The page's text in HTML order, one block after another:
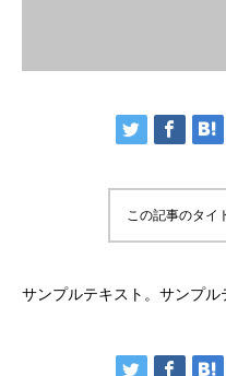
この記事のタイ
サンプルテキスト。サンプル